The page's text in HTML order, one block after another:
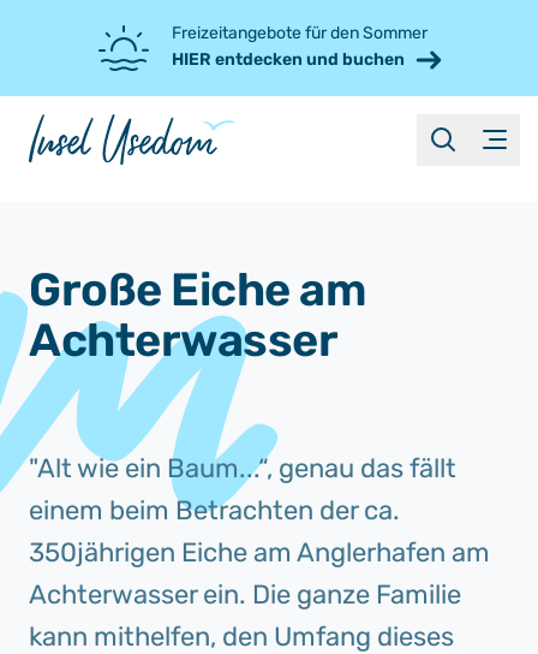
Freizeitangebote für den Sommer
HIER entdecken und buchen
Menü
suchen
Große Eiche am
Achterwasser
"Alt wie ein Baum...“, genau das fällt
einem beim Betrachten der ca.
350jährigen Eiche am Anglerhafen am
Achterwasser ein. Die ganze Familie
kann mithelfen, den Umfang dieses